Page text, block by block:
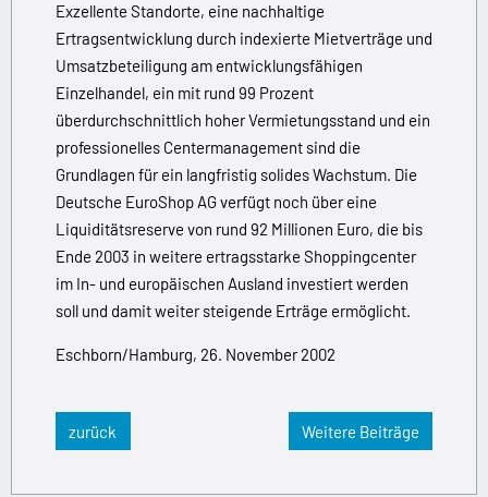
Exzellente Standorte, eine nachhaltige
Ertragsentwicklung durch indexierte Mietverträge und
Umsatzbeteiligung am entwicklungsfähigen
Einzelhandel, ein mit rund 99 Prozent
überdurchschnittlich hoher Vermietungsstand und ein
professionelles Centermanagement sind die
Grundlagen für ein langfristig solides Wachstum. Die
Deutsche EuroShop AG verfügt noch über eine
Liquiditätsreserve von rund 92 Millionen Euro, die bis
Ende 2003 in weitere ertragsstarke Shoppingcenter
im In- und europäischen Ausland investiert werden
soll und damit weiter steigende Erträge ermöglicht.
Eschborn/Hamburg, 26. November 2002
zurück Weitere Beiträge